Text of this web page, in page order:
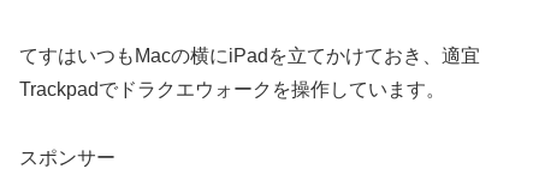
てすはいつもMacの横にiPadを立てかけておき、適宜
Trackpadでドラクエウォークを操作しています。
スポンサー